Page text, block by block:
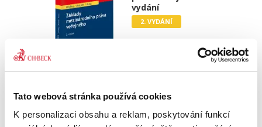
Tato webová stránka používá cookies
K personalizaci obsahu a reklam, poskytování funkcí
vydání
2. VYDÁNÍ